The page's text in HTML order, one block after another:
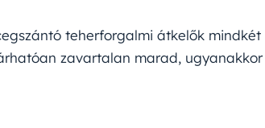
teherforgalmi átkelők mindkét
zavartalan marad, ugyanakkor